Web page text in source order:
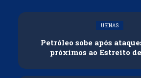
USINAS
Petróleo sobe após
próximos ao Estreito